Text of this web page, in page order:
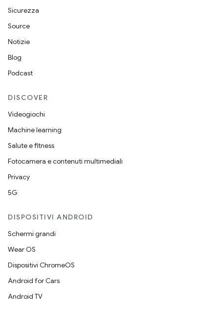
Sicurezza
Source
Notizie
Blog
Podcast
DISCOVER
Videogiochi
Machine learning
Salute e fitness
Fotocamera e contenuti multimediali
Privacy
5G
DISPOSITIVI ANDROID
Schermi grandi
Wear OS
Dispositivi ChromeOS
Android for Cars
Android TV